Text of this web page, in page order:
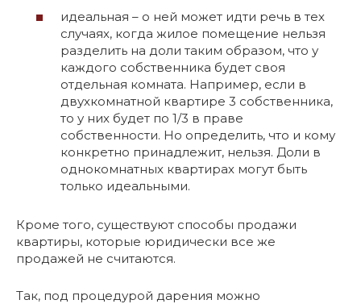
идеальная – о ней может идти речь в тех
случаях, когда жилое помещение нельзя
разделить на доли таким образом, что у
каждого собственника будет своя
отдельная комната. Например, если в
двухкомнатной квартире 3 собственника,
то у них будет по 1/3 в праве
собственности. Но определить, что и кому
конкретно принадлежит, нельзя. Доли в
однокомнатных квартирах могут быть
только идеальными.
Кроме того, существуют способы продажи
квартиры, которые юридически все же
продажей не считаются.
Так, под процедурой дарения можно